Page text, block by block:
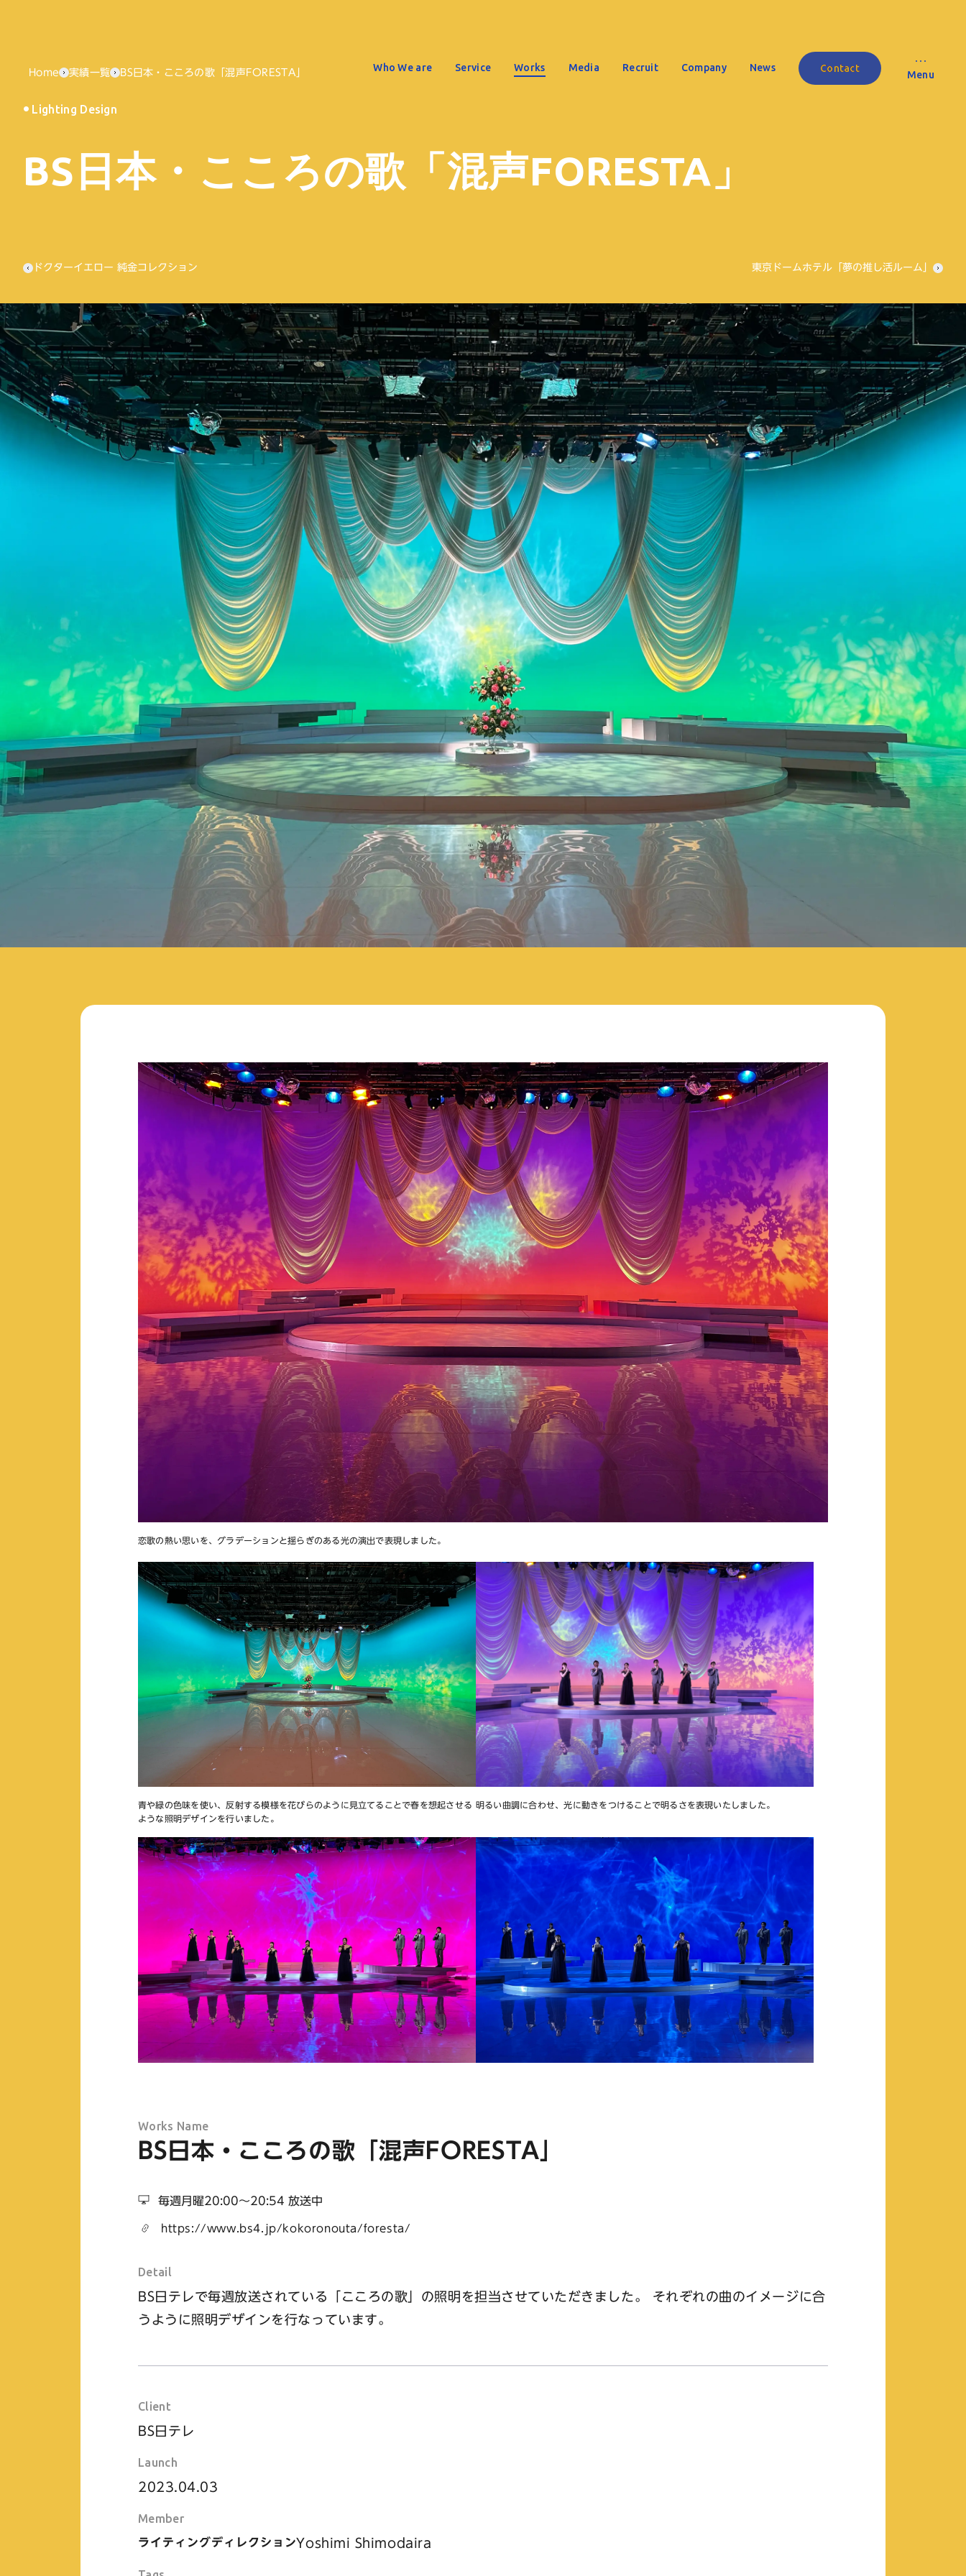
Who We are Service Works Media Recruit Company News Contact
Menu
Home 実績一覧 BS日本・こころの歌「混声FORESTA」
Lighting Design
BS日本・こころの歌「混声FORESTA」
ドクターイエロー 純金コレクション 東京ドームホテル「夢の推し活ルーム」
恋歌の熱い思いを、グラデーションと揺らぎのある光の演出で表現しました。
青や緑の色味を使い、反射する模様を花びらのように見立てることで春を想起させる
ような照明デザインを行いました。
明るい曲調に合わせ、光に動きをつけることで明るさを表現いたしました。
Works Name
BS日本・こころの歌「混声FORESTA」
毎週月曜20:00〜20:54 放送中
https://www.bs4.jp/kokoronouta/foresta/
Detail
BS日テレで毎週放送されている「こころの歌」の照明を担当させていただきました。 それぞれの曲のイメージに合
うように照明デザインを行なっています。
Client
BS日テレ
Launch
2023.04.03
Member
ライティングディレクションYoshimi Shimodaira